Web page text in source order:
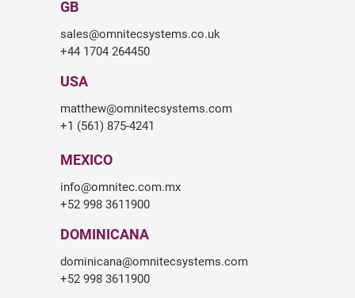
GB
sales@omnitecsystems.co.uk
+44 1704 264450
USA
matthew@omnitecsystems.com
+1 (561) 875-4241
MEXICO
info@omnitec.com.mx
+52 998 3611900
DOMINICANA
dominicana@omnitecsystems.com
+52 998 3611900